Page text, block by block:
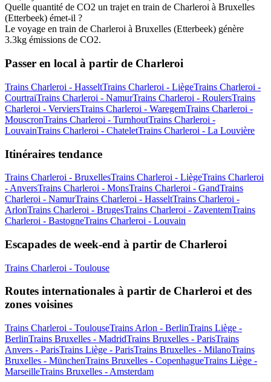
Quelle quantité de CO2 un trajet en train de Charleroi à Bruxelles
(Etterbeek) émet-il ?
Le voyage en train de Charleroi à Bruxelles (Etterbeek) génère
3.3kg émissions de CO2.
Passer en local à partir de Charleroi
Trains Charleroi - HasseltTrains Charleroi - LiègeTrains Charleroi -
CourtraiTrains Charleroi - NamurTrains Charleroi - RoulersTrains
Charleroi - VerviersTrains Charleroi - WaregemTrains Charleroi -
MouscronTrains Charleroi - TurnhoutTrains Charleroi -
LouvainTrains Charleroi - ChateletTrains Charleroi - La Louvière
Itinéraires tendance
Trains Charleroi - BruxellesTrains Charleroi - LiègeTrains Charleroi
- AnversTrains Charleroi - MonsTrains Charleroi - GandTrains
Charleroi - NamurTrains Charleroi - HasseltTrains Charleroi -
ArlonTrains Charleroi - BrugesTrains Charleroi - ZaventemTrains
Charleroi - BastogneTrains Charleroi - Louvain
Escapades de week-end à partir de Charleroi
Trains Charleroi - Toulouse
Routes internationales à partir de Charleroi et des
zones voisines
Trains Charleroi - ToulouseTrains Arlon - BerlinTrains Liège -
BerlinTrains Bruxelles - MadridTrains Bruxelles - ParisTrains
Anvers - ParisTrains Liège - ParisTrains Bruxelles - MilanoTrains
Bruxelles - MünchenTrains Bruxelles - CopenhagueTrains Liège -
MarseilleTrains Bruxelles - Amsterdam